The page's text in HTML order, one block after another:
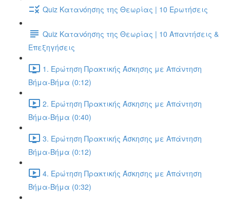
Quiz Κατανόησης της Θεωρίας | 10 Ερωτήσεις
Quiz Κατανόησης της Θεωρίας | 10 Απαντήσεις &
Επεξηγήσεις
1. Ερώτηση Πρακτικής Άσκησης με Απάντηση
Βήμα-Βήμα (0:12)
2. Ερώτηση Πρακτικής Άσκησης με Απάντηση
Βήμα-Βήμα (0:40)
3. Ερώτηση Πρακτικής Άσκησης με Απάντηση
Βήμα-Βήμα (0:12)
4. Ερώτηση Πρακτικής Άσκησης με Απάντηση
Βήμα-Βήμα (0:32)